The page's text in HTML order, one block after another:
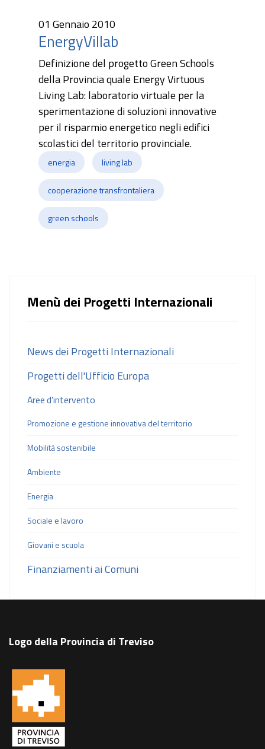
01 Gennaio 2010
EnergyVillab
Definizione del progetto Green Schools
della Provincia quale Energy Virtuous
Living Lab: laboratorio virtuale per la
sperimentazione di soluzioni innovative
per il risparmio energetico negli edifici
scolastici del territorio provinciale.
energia living lab
cooperazione transfrontaliera
green schools
Menù dei Progetti Internazionali
News dei Progetti Internazionali
Progetti dell'Ufficio Europa
Aree d'intervento
Promozione e gestione innovativa del territorio
Mobilità sostenibile
Ambiente
Energia
Sociale e lavoro
Giovani e scuola
Finanziamenti ai Comuni
Logo della Provincia di Treviso